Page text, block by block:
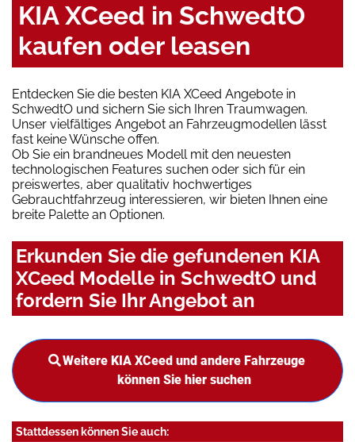
KIA XCeed in SchwedtO
kaufen oder leasen
Entdecken Sie die besten KIA XCeed Angebote in
SchwedtO und sichern Sie sich Ihren Traumwagen.
Unser vielfältiges Angebot an Fahrzeugmodellen lässt
fast keine Wünsche offen.
Ob Sie ein brandneues Modell mit den neuesten
technologischen Features suchen oder sich für ein
preiswertes, aber qualitativ hochwertiges
Gebrauchtfahrzeug interessieren, wir bieten Ihnen eine
breite Palette an Optionen.
Erkunden Sie die gefundenen KIA
XCeed Modelle in SchwedtO und
fordern Sie Ihr Angebot an
Weitere KIA XCeed und andere Fahrzeuge
können Sie hier suchen
Stattdessen können Sie auch: